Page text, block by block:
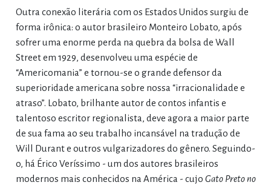
Outra conexão literária com os Estados Unidos surgiu de
forma irônica: o autor brasileiro Monteiro Lobato, após
sofrer uma enorme perda na quebra da bolsa de Wall
Street em 1929, desenvolveu uma espécie de
“Americomania” e tornou-se o grande defensor da
superioridade americana sobre nossa “irracionalidade e
atraso”. Lobato, brilhante autor de contos infantis e
talentoso escritor regionalista, deve agora a maior parte
de sua fama ao seu trabalho incansável na tradução de
Will Durant e outros vulgarizadores do gênero. Seguindo-
o, há Érico Veríssimo - um dos autores brasileiros
modernos mais conhecidos na América - cujo Gato Preto no